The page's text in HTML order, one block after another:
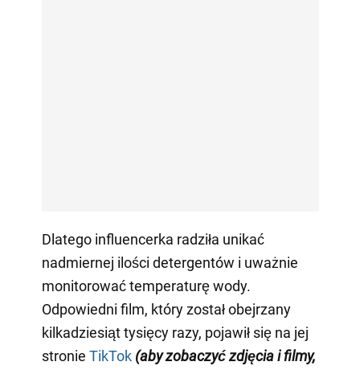
Dlatego influencerka radziła unikać
nadmiernej ilości detergentów i uważnie
monitorować temperaturę wody.
Odpowiedni film, który został obejrzany
kilkadziesiąt tysięcy razy, pojawił się na jej
stronie TikTok (aby zobaczyć zdjęcia i filmy,